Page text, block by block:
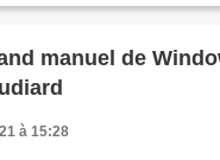
manuel de
à 15:28